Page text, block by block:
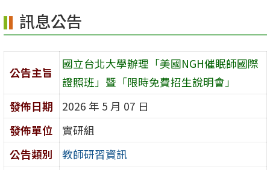
區
訊息公告
公告主旨
國立台北大學辦理「美國NGH催眠師國際
證照班」暨「限時免費招生說明會」
發佈日期
2026 年 5 月 07 日
發佈單位
實研組
公告類別
教師研習資訊